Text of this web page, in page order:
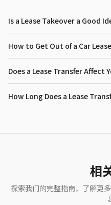
Vancouver
Is a Lease Takeover a Good
Risks & Lease Deal Guide
How to Get Out of a Car
Vancouver (2026 Guide)
Does a Lease Transfer Affect
Canada? (2026 Guide)
How Long Does a Lease
相
探索我们的完整指南，了解更